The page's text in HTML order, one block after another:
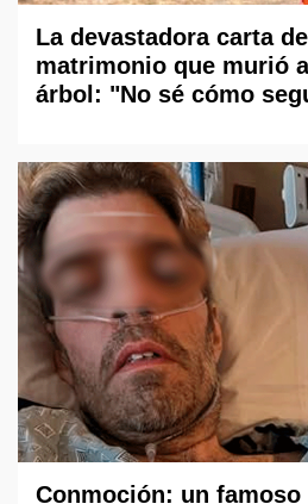
La devastadora carta
matrimonio que murió
árbol: "No sé cómo
Conmoción: un